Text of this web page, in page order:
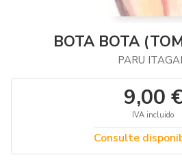
BOTA BOTA
PARU
9,00
IVA incluido
Consulte